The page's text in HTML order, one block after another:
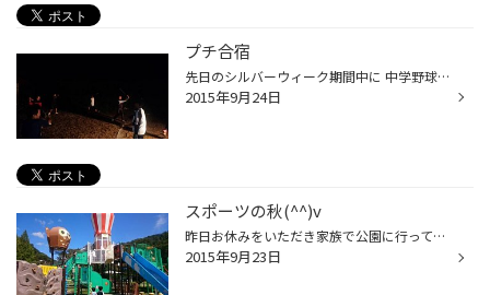
プチ合宿
先日のシルバーウィーク期間中に 中学野球部の息子の友達６名が泊りにきて、子供達いわく『プチ合宿』を やっていました。その日は朝から練習試合があり、夕方に集まり 家の近くをランニングし、帰ってから素振りをしたらしく(自分は仕事でした) 晩飯はみんなでＢＢＱ。食べ終わってからは、トスバ...
2015年9月24日
スポーツの秋(^^)v
昨日お休みをいただき家族で公園に行ってきました(*^。^*) またまた土師ダムです この日記に載せるのも３回目ですかね？ いつも一緒ですみませんm(__)m ただ内容はいつも違います 息子はいつもの遊具で遊んでましたが・・・ たまたま保育園のお友達もいたみたいで楽しそうでしたよ！ そして自分は「...
2015年9月23日